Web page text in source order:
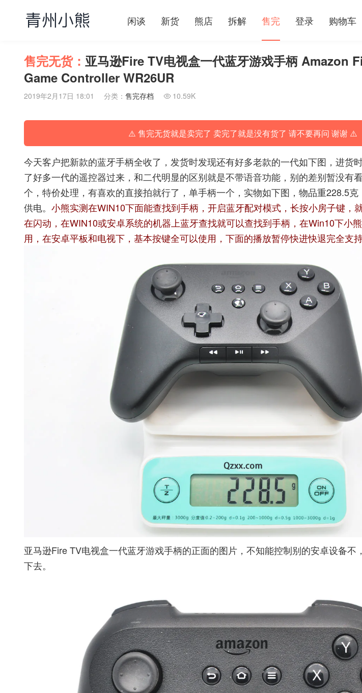
闲谈 新货 熊店 拆解 售完 登录 购物车
售完无货： 亚马逊Fire TV电视盒一代蓝牙游戏手柄 Amazon
Game Controller WR26UR
2019年2月17日 18:01 分类： 售完存档  10.59K
⚠️ 售完无货就是卖完了 卖完了就是没有货了 请不要再问 谢谢 ⚠️
今天客户把新款的蓝牙手柄全收了，发货时发现还有好多老款的一代如下图，进货
了好多一代的遥控器过来，和二代明显的区别就是不带语音功能，别的差别暂没有
个，特价处理，有喜欢的直接拍就行了，单手柄一个，实物如下图，物品重228.5
供电。 小熊实测在WIN10下面能查找到手柄，开启蓝牙配对模式，长按小房子键，
在闪动，在WIN10或安卓系统的机器上蓝牙查找就可以查找到手柄，在Win10下小
用，在安卓平板和电视下，基本按键全可以使用，下面的播放暂停快进快退完全支持
亚马逊Fire TV电视盒一代蓝牙游戏手柄的正面的图片，不知能控制别的安卓设备不
下去。